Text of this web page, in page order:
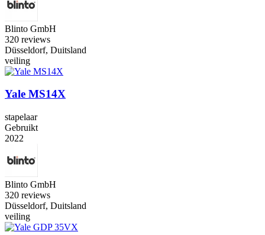
Blinto GmbH
320 reviews
Düsseldorf, Duitsland
veiling
Yale MS14X
stapelaar
Gebruikt
2022
Blinto GmbH
320 reviews
Düsseldorf, Duitsland
veiling